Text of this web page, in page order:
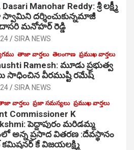
Manohar Reddy: శ్రీ లక్ష్మీ
దర్శించుకున్నమాజీ
మనోహర్ రెడ్డి
SIRA NEWS
తాజా వార్తలు తెలంగాణ ప్రముఖ వార్తలు
Ramesh: మూడు ప్రభుత్వ
సాధించిన వీరముష్టి రమేష్
SIRA NEWS
వార్తలు ప్రజా సమస్యలు ప్రముఖ వార్తలు
Commissioner K
పెద్దాపురం మరిడమ్మ
అన్న ప్రసాద వితరణ :దేవస్థానం
కమిషనర్ కే విజయలక్ష్మి